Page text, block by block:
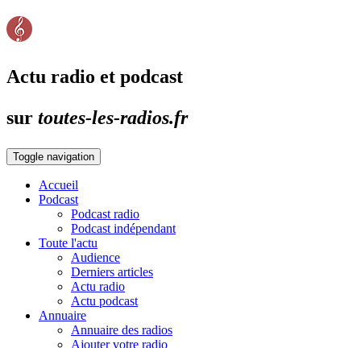
Actu radio et podcast
sur toutes-les-radios.fr
Toggle navigation
Accueil
Podcast
Podcast radio
Podcast indépendant
Toute l'actu
Audience
Derniers articles
Actu radio
Actu podcast
Annuaire
Annuaire des radios
Ajouter votre radio